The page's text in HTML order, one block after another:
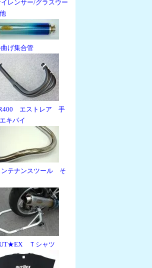
レンサー/グラスウー
げ集合管
エストレア 手
キパイ
テナンスツール そ
Ｔシャツ